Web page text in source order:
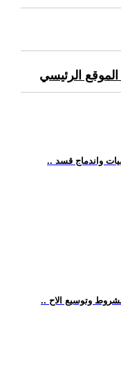
الرئيسي
واندماج قسد
وتوسيع الاح